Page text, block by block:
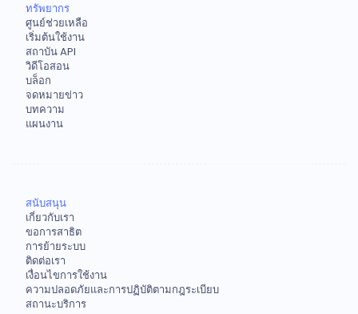
ทรัพยากร
ศูนย์ช่วยเหลือ
เริ่มต้นใช้งาน
สถาบัน API
วิดีโอสอน
บล็อก
จดหมายข่าว
บทความ
แผนงาน
สนับสนุน
เกี่ยวกับเรา
ขอการสาธิต
การย้ายระบบ
ติดต่อเรา
เงื่อนไขการใช้งาน
ความปลอดภัยและการปฏิบัติตามกฎระเบียบ
สถานะบริการ